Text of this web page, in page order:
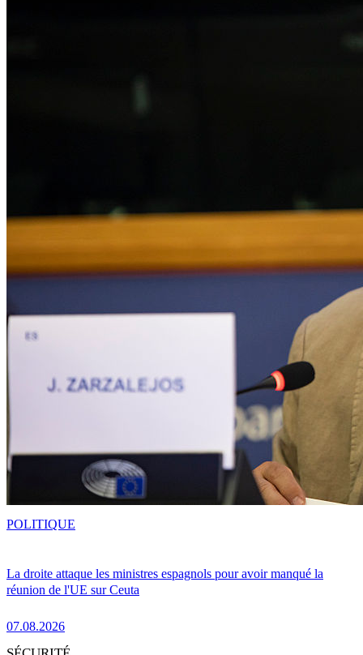
La droite attaque les ministres espagnols pour avoir manqué la
réunion de l'UE sur Ceuta
07.08.2026
POLITIQUE